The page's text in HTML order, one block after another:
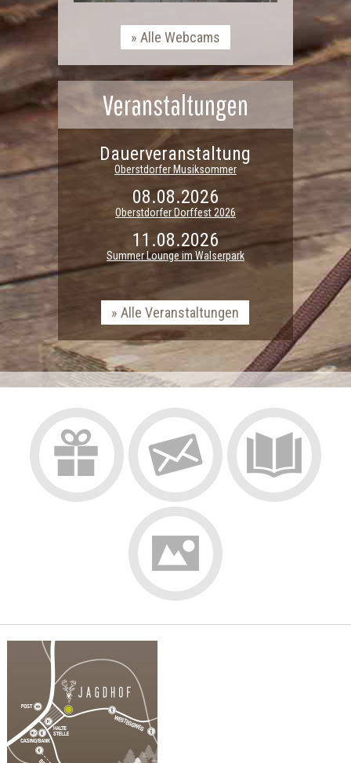
Alle Webcams
Veranstaltungen
Dauerveranstaltung
Oberstdorfer Musiksommer
08.08.2026
Oberstdorfer Dorffest 2026
11.08.2026
Summer Lounge im Walserpark
Alle Veranstaltungen